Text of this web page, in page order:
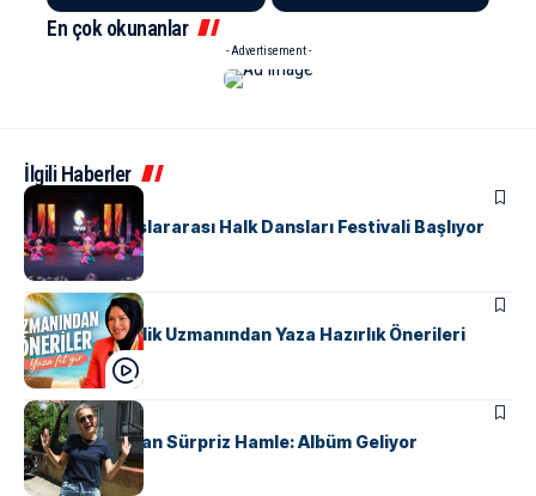
En çok okunanlar
- Advertisement -
İlgili Haberler
KÜLTÜR & SANAT
Yalova’da Uluslararası Halk Dansları Festivali Başlıyor
MANŞET SAĞLIK
Yalovalı Güzellik Uzmanından Yaza Hazırlık Önerileri
MAGAZIN
Gupse Özay’dan Sürpriz Hamle: Albüm Geliyor